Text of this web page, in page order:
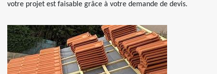
votre projet est faisable grâce à votre demande de devis.